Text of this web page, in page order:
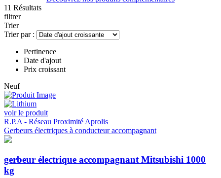
des palettes, même dans des espaces très réduits
Les gerbeurs électriques à conducteur accompagnant sont très les
outils adéquats pour la manutention de marchandises. R.P.A -
Manutention Vivier à Sainte Catherine vous propose aussi des
gerbeurs électriques neuf combinant conducteur accompagnant et
conducteur porté.
11 Résultats
filtrer
Trier
Trier par :
Pertinence
Date d'ajout
Prix croissant
Neuf
voir le produit
R.P.A - Réseau Proximité Aprolis
Gerbeurs électriques à conducteur accompagnant
gerbeur électrique accompagnant Mitsubishi 1000
kg